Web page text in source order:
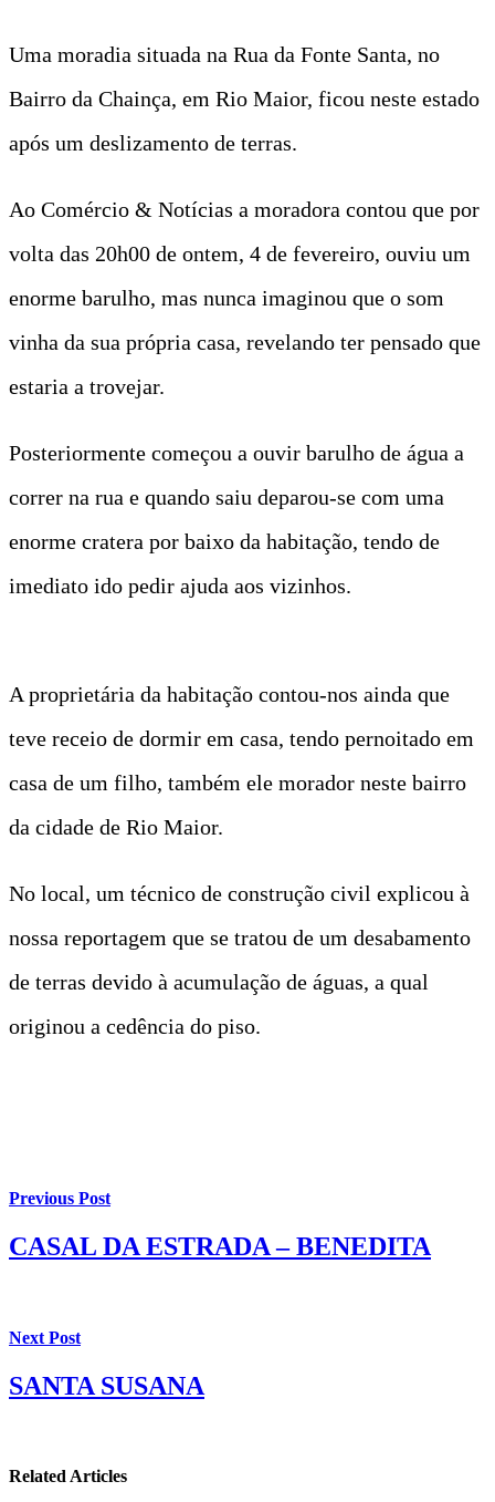
Uma moradia situada na Rua da Fonte Santa, no
Bairro da Chainça, em Rio Maior, ficou neste estado
após um deslizamento de terras.
Ao Comércio & Notícias a moradora contou que por
volta das 20h00 de ontem, 4 de fevereiro, ouviu um
enorme barulho, mas nunca imaginou que o som
vinha da sua própria casa, revelando ter pensado que
estaria a trovejar.
Posteriormente começou a ouvir barulho de água a
correr na rua e quando saiu deparou-se com uma
enorme cratera por baixo da habitação, tendo de
imediato ido pedir ajuda aos vizinhos.
A proprietária da habitação contou-nos ainda que
teve receio de dormir em casa, tendo pernoitado em
casa de um filho, também ele morador neste bairro
da cidade de Rio Maior.
No local, um técnico de construção civil explicou à
nossa reportagem que se tratou de um desabamento
de terras devido à acumulação de águas, a qual
originou a cedência do piso.
Previous Post
CASAL DA ESTRADA – BENEDITA
Next Post
SANTA SUSANA
Related Articles